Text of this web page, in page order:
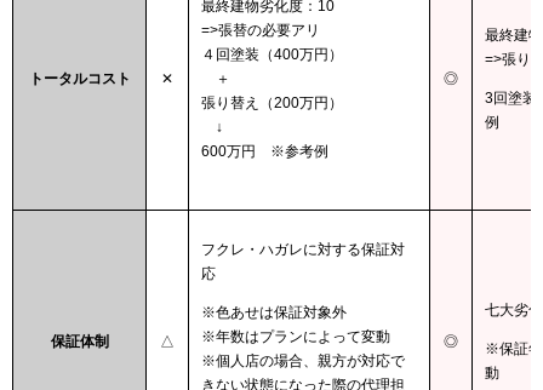
トータルコスト ✕
最終建物劣化度：10
=>張替の必要アリ
４回塗装（400万円）
＋
張り替え（200万円）
↓
600万円 ※参考例
◎
最終建
=>張り
3回塗
例
保証体制 △
フクレ・ハガレに対する保証対
応
※色あせは保証対象外
※年数はプランによって変動
※個人店の場合、親方が対応で
きない状態になった際の代理担
◎
七大劣
※保証年
動